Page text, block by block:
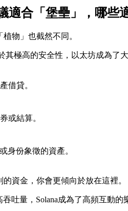
適合「堡壘」，哪些
物」也截然不同。
其極高的安全性，以太坊成為了
借貸。
或結算。
身份象徵的資產。
資金，你會更傾向於放在這裡。
吐量，Solana成為了高頻互動的